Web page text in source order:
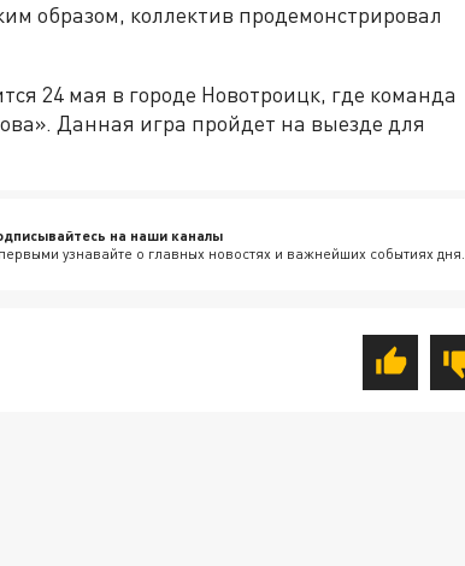
образом, коллектив продемонстрировал
24 мая в городе Новотроицк, где команда
Данная игра пройдет на выезде для
на наши каналы
узнавайте о главных новостях и важнейших событиях дня.